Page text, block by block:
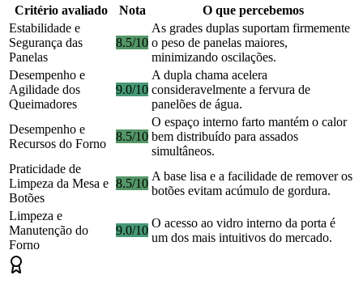
Critério avaliado Nota
O que percebemos
Estabilidade e
Segurança das
Panelas
8.5/10
As grades duplas suportam firmemente
o peso de panelas maiores,
minimizando oscilações.
Desempenho e
Agilidade dos
Queimadores
9.0/10
A dupla chama acelera
consideravelmente a fervura de
panelões de água.
Desempenho e
Recursos do Forno
8.5/10
O espaço interno farto mantém o calor
bem distribuído para assados
simultâneos.
Praticidade de
Limpeza da Mesa e
Botões
8.5/10
A base lisa e a facilidade de remover os
botões evitam acúmulo de gordura.
Limpeza e
Manutenção do
Forno
9.0/10
O acesso ao vidro interno da porta é
um dos mais intuitivos do mercado.